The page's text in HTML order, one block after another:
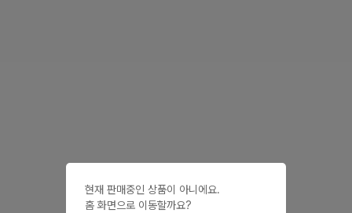
현재 판매중인 상품이 아니에요.
홈 화면으로 이동할까요?